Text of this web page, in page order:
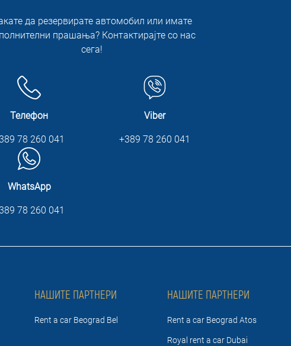
да резервирате автомобил или имате
прашања? Контактирајте со нас
сега!
Телефон
78 260 041
Viber
+389 78 260 041
WhatsApp
78 260 041
НАШИТЕ ПАРТНЕРИ
Rent a car Beograd Bel
НАШИТЕ ПАРТНЕРИ
Rent a car Beograd Atos
Royal rent a car Dubai